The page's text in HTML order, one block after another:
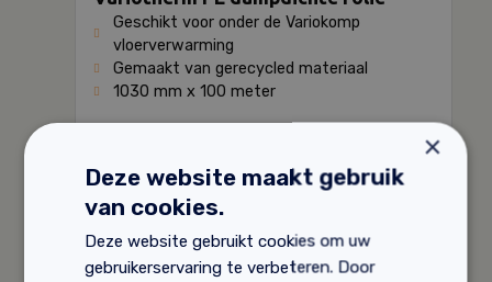
Geschikt voor onder de Variokomp
vloerverwarming
Gemaakt van gerecycled materiaal
1030 mm x 100 meter
×
Deze website maakt gebruik
van cookies.
Deze website gebruikt cookies om uw
gebruikerservaring te verbeteren. Door